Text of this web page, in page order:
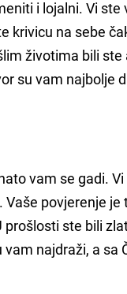
i lojalni. Vi
krivicu na sebe
životima bili
su vam najbolje
vam se gadi.
povjerenje
ste bili
vam najdraži, a